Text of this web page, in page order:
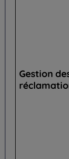
Gestion